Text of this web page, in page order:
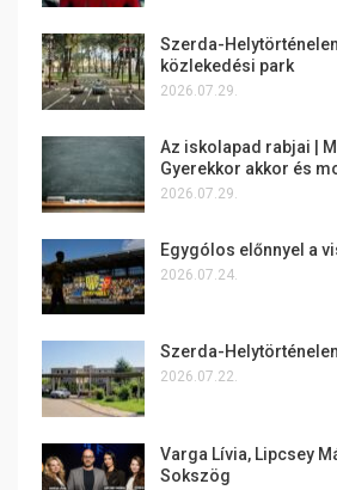
Szerda-
közlekedési park
2026.07.29.
Az iskolapad rabjai |
Gyerekkor akkor és
2026.07.29.
Egygólos előnnyel a
2026.07.24.
Szerda-
2026.07.22.
Varga Lívia, Lipcsey
Sokszög